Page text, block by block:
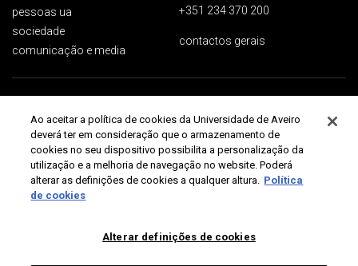
pessoas ua
sociedade
comunicação e media
+351 234 370 200
contactos gerais
Universidade de Aveiro 2026
Ao aceitar a política de cookies da Universidade de Aveiro
deverá ter em consideração que o armazenamento de
cookies no seu dispositivo possibilita a personalização da
utilização e a melhoria de navegação no website. Poderá
alterar as definições de cookies a qualquer altura. Política
de cookies
Alterar definições de cookies